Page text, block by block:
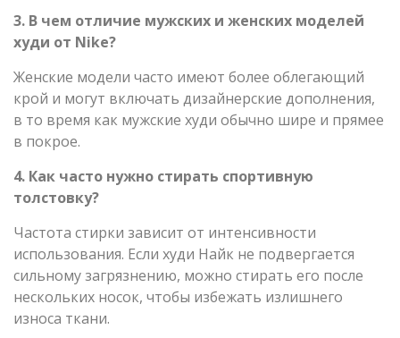
3. В чем отличие мужских и женских моделей
худи от Nike?
Женские модели часто имеют более облегающий
крой и могут включать дизайнерские дополнения,
в то время как мужские худи обычно шире и прямее
в покрое.
4. Как часто нужно стирать спортивную
толстовку?
Частота стирки зависит от интенсивности
использования. Если худи Найк не подвергается
сильному загрязнению, можно стирать его после
нескольких носок, чтобы избежать излишнего
износа ткани.